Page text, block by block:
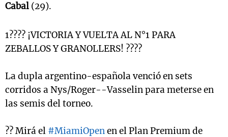
Cabal (29).
1???? ¡VICTORIA Y VUELTA AL N°1 PARA
ZEBALLOS Y GRANOLLERS! ????
La dupla argentino-española venció en sets
corridos a Nys/Roger--Vasselin para meterse en
las semis del torneo.
?? Mirá el #MiamiOpenen el Plan Premium de